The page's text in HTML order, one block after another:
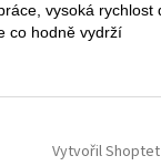
Vytvořil Shoptet